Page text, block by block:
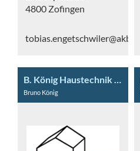
4800 Zofingen
tobias.engetschwiler@akb.ch
B. König Haustechnik GmbH
Bruno König